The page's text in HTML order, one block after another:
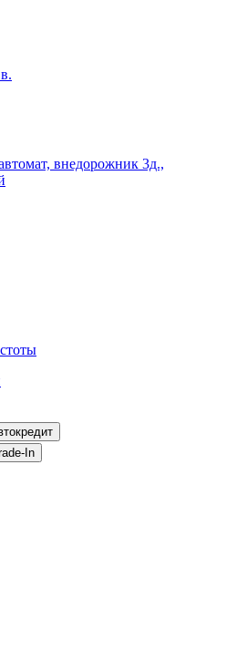
внедорожник 3д.,
автокредит
Trade-In